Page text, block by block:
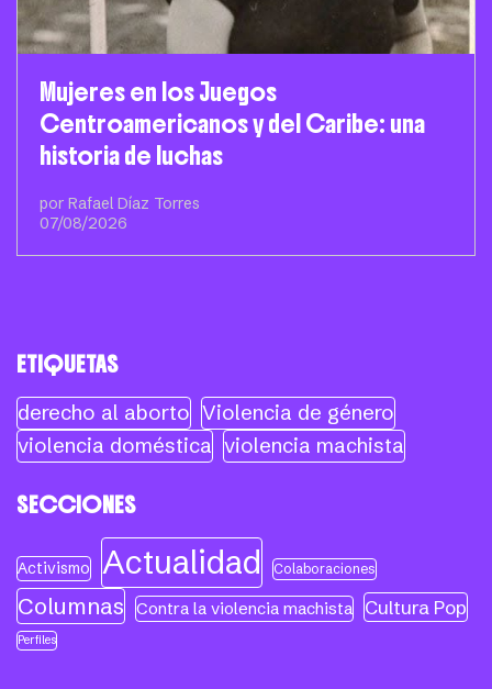
Mujeres en los Juegos
Centroamericanos y del Caribe: una
historia de luchas
por Rafael Díaz Torres
07/08/2026
ETIQUETAS
derecho al aborto Violencia de género
violencia doméstica violencia machista
SECCIONES
Activismo Actualidad Colaboraciones
Columnas Contra la violencia machista Cultura Pop
Perfiles